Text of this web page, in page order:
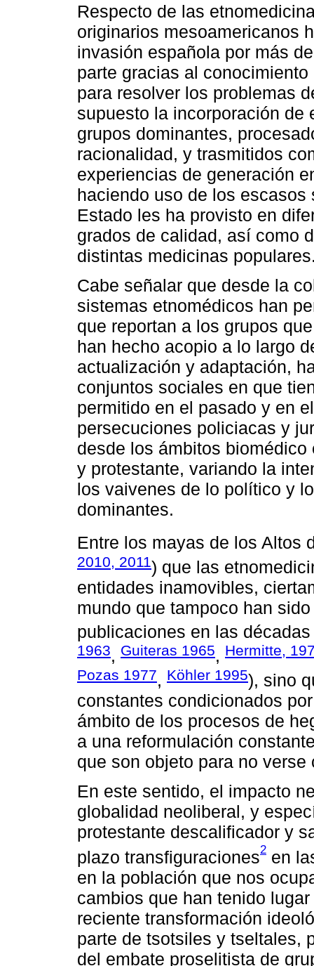
Respecto de las
originarios mesoamericanos
invasión española por más
parte gracias al
para resolver los problemas
supuesto la incorporación de
grupos dominantes,
racionalidad, y trasmitidos
experiencias de generación
haciendo uso de los
Estado les ha provisto en
grados de calidad, así como
distintas medicinas
Cabe señalar que desde la
sistemas etnomédicos han
que reportan a los grupos
han hecho acopio a lo largo
actualización y adaptación,
conjuntos sociales en que
permitido en el pasado y en
persecuciones policiacas y
desde los ámbitos
y protestante, variando la
los vaivenes de lo político y
dominantes.
Entre los mayas de los Altos
2010, 2011) que las
entidades inamovibles,
mundo que tampoco han
publicaciones en las
1963, Guiteras 1965, Hermitte,
Pozas 1977, Köhler 1995), sino
constantes condicionados
ámbito de los procesos de
a una reformulación
que son objeto para no
En este sentido, el impacto
globalidad neoliberal, y
protestante descalificador y
plazo transfiguraciones2 en
en la población que nos
cambios que han tenido
reciente transformación
parte de tsotsiles y tseltales,
del embate proselitista de